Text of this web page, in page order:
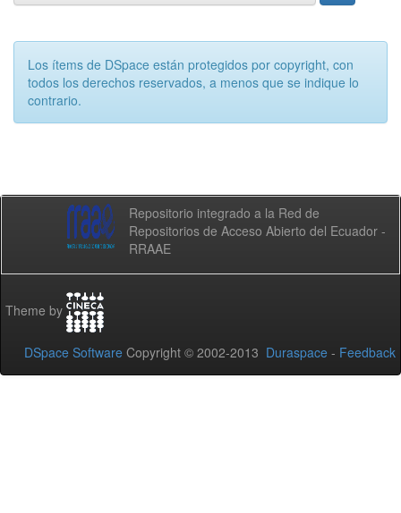
Los ítems de DSpace están protegidos por copyright, con
todos los derechos reservados, a menos que se indique lo
contrario.
Repositorio integrado a la Red de
Repositorios de Acceso Abierto del Ecuador -
RRAAE
Theme by
DSpace Software Copyright © 2002-2013 Duraspace - Feedback